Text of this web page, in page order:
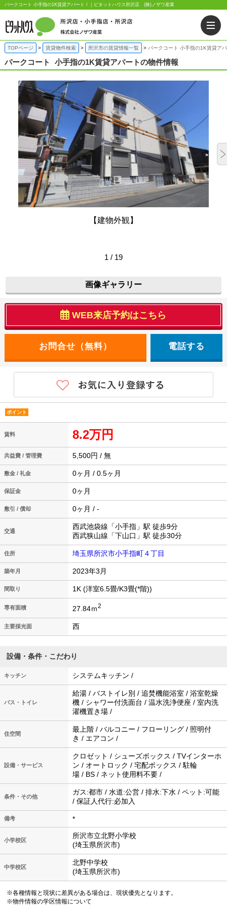
パークコート 小手指の1K賃貸アパート！｜ピタットハウス所沢店 (株)ノザワ産業
TOPページ 賃貸物件検索 所沢市の賃貸情報一覧 パークコート 小手指の1K賃貸ア
パークコート 小手指の1K賃貸アパートの物件情報
【建物外観】
1 / 19
画像ギャラリー
WEB来店予約はこちら
電話する
ポイント
賃料 8.2万円
共益費 / 管理費 5,500円 / 無
敷金 / 礼金 0ヶ月 / 0.5ヶ月
保証金 0ヶ月
敷引 / 償却 0ヶ月 / -
交通
西武池袋線「小手指」駅 徒歩9分
西武狭山線「下山口」駅 徒歩30分
住所 埼玉県所沢市小手指町４丁目
築年月 2023年3月
間取り 1K (洋室6.5畳/K3畳(*階))
専有面積 27.84ｍ2
主要採光面 西
設備・条件・こだわり
キッチン システムキッチン /
バス・トイレ
給湯 / バストイレ別 / 追焚機能浴室 / 浴室乾燥
機 / シャワー付洗面台 / 温水洗浄便座 / 室内洗
濯機置き場 /
住空間
最上階 / バルコニー / フローリング / 照明付
き / エアコン /
設備・サービス
クロゼット / シューズボックス / TVインターホ
ン / オートロック / 宅配ボックス / 駐輪
場 / BS / ネット使用料不要 /
条件・その他
ガス:都市 / 水道:公営 / 排水:下水 / ペット:可能
/ 保証人代行:必加入
備考 *
小学校区
所沢市立北野小学校
(埼玉県所沢市)
中学校区
北野中学校
(埼玉県所沢市)
※各種情報と現状に差異がある場合は、現状優先となります。
※物件情報の学区情報について